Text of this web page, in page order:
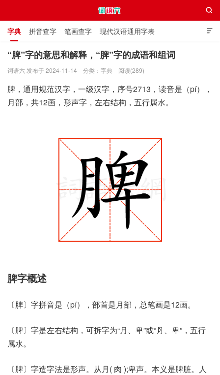

字典 拼音查字 笔画查字 现代汉语通用字表
通用规范汉字表 叠字大全 独体字大全 极简英语词典

“脾”字的意思和解释，“脾”字的成语和组词
词语六 发布于 2024-11-14 分类： 字典 阅读(289)
脾，通用规范汉字，一级汉字，序号2713，读音是（pí），
月部，共12画，形声字，左右结构，五行属水。
脾字概述
〔脾〕字拼音是（pí），部首是月部，总笔画是12画。
〔脾〕字是左右结构，可拆字为“月、卑”或“⺼、卑”，五行
属水。
〔脾〕字造字法是形声。从月( 肉 );卑声。本义是脾脏。人